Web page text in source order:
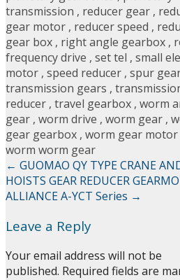
transmission , reducer gear ,
gear motor , reducer speed ,
gear box , right angle gearbox ,
frequency drive , set tel , small
motor , speed reducer , spur
transmission gears ,
reducer , travel gearbox , worm
gear , worm drive , worm gear ,
gear gearbox , worm gear motor
worm worm gear
← GUOMAO QY TYPE CRANE
HOISTS GEAR REDUCER
ALLIANCE A-YCT Series →
Leave a Reply
Your email address will not be
published. Required fields are